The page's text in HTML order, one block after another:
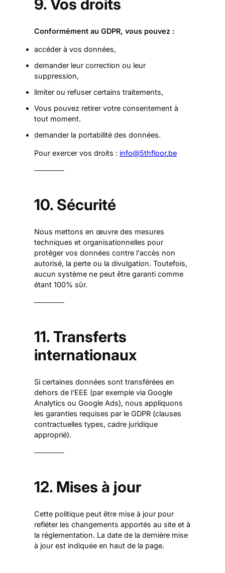
9. Vos droits
Conformément au GDPR, vous pouvez :
accéder à vos données,
demander leur correction ou leur
suppression,
limiter ou refuser certains traitements,
Vous pouvez retirer votre consentement à
tout moment.
demander la portabilité des données.
Pour exercer vos droits : info@5thfloor.be
10. Sécurité
Nous mettons en œuvre des mesures
techniques et organisationnelles pour
protéger vos données contre l'accès non
autorisé, la perte ou la divulgation. Toutefois,
aucun système ne peut être garanti comme
étant 100% sûr.
11. Transferts
internationaux
Si certaines données sont transférées en
dehors de l'EEE (par exemple via Google
Analytics ou Google Ads), nous appliquons
les garanties requises par le GDPR (clauses
contractuelles types, cadre juridique
approprié).
12. Mises à jour
Cette politique peut être mise à jour pour
refléter les changements apportés au site et à
la réglementation. La date de la dernière mise
à jour est indiquée en haut de la page.